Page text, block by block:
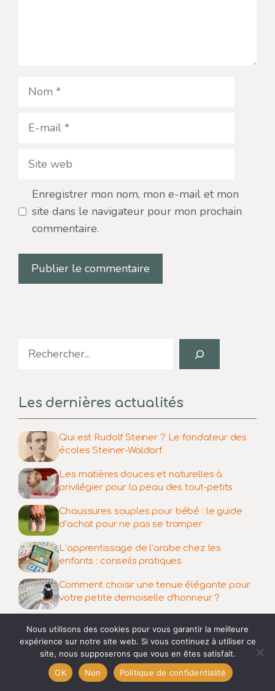
Nom
E-
Site
Enregistrer mon nom, mon e-mail et mon
site dans le navigateur pour mon prochain
commentaire.
Search
Les dernières actualités
Qui est Rudolf Steiner ? Le fondateur des
écoles Steiner-Waldorf
Les matières douces et naturelles à
privilégier pour la peau des tout-petits
Chaussures souples pour bébé : le guide
d’achat pour ne pas se tromper
L’apprentissage de l’arabe chez les
enfants : conseils pratiques
Comment choisir une tenue élégante pour
votre petite demoiselle d’honneur ?
assurance habitation choisir pour un
étudiant ?
Nous utilisons des cookies pour vous garantir la meilleure
expérience sur notre site web. Si vous continuez à utiliser ce
site, nous supposerons que vous en êtes satisfait.
OK
Non Politique de confidentialité